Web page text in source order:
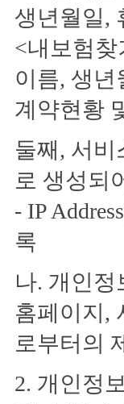
생년월일,
<내보험찾
이름, 생
계약현황
둘째, 서
로 생성되
- IP
록
나. 개인정
홈페이지,
로부터의
2. 개인정